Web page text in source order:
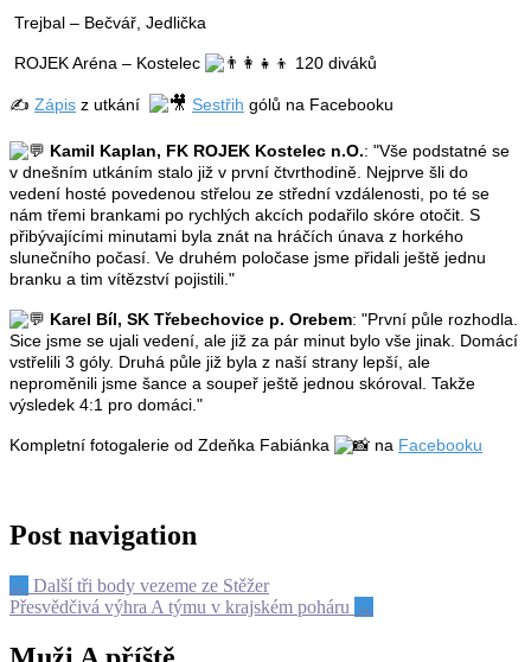
Trejbal – Bečvář, Jedlička
ROJEK Aréna – Kostelec 120 diváků
✍️ Zápis z utkání Sestřih gólů na Facebooku
Kamil Kaplan, FK ROJEK Kostelec n.O.: "Vše podstatné se
v dnešním utkáním stalo již v první čtvrthodině. Nejprve šli do
vedení hosté povedenou střelou ze střední vzdálenosti, po té se
nám třemi brankami po rychlých akcích podařilo skóre otočit. S
přibývajícími minutami byla znát na hráčích únava z horkého
slunečního počasí. Ve druhém poločase jsme přidali ještě jednu
branku a tim vítězství pojistili."
Karel Bíl, SK Třebechovice p. Orebem: "První půle rozhodla.
Sice jsme se ujali vedení, ale již za pár minut bylo vše jinak. Domácí
vstřelili 3 góly. Druhá půle již byla z naší strany lepší, ale
neproměnili jsme šance a soupeř ještě jednou skóroval. Takže
výsledek 4:1 pro domáci."
Kompletní fotogalerie od Zdeňka Fabiánka na Facebooku
Post navigation
← Další tři body vezeme ze Stěžer
Přesvědčivá výhra A týmu v krajském poháru →